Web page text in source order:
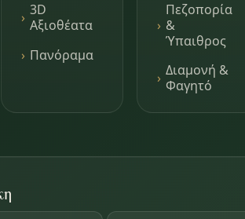
3D
Αξιοθέατα
Πανόραμα
Πεζοπορία
&
Ύπαιθρος
Διαμονή &
Φαγητό